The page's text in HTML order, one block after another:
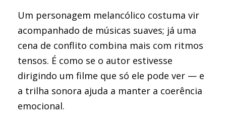
Um personagem melancólico costuma vir
acompanhado de músicas suaves; já uma
cena de conflito combina mais com ritmos
tensos. É como se o autor estivesse
dirigindo um filme que só ele pode ver — e
a trilha sonora ajuda a manter a coerência
emocional.